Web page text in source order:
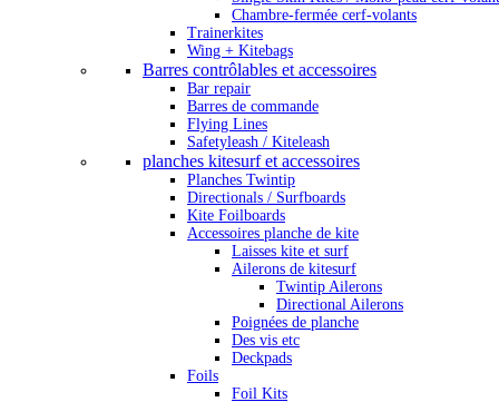
Chambre-fermée cerf-volants
Trainerkites
Wing + Kitebags
Barres contrôlables et accessoires
Bar repair
Barres de commande
Flying Lines
Safetyleash / Kiteleash
planches kitesurf et accessoires
Planches Twintip
Directionals / Surfboards
Kite Foilboards
Accessoires planche de kite
Laisses kite et surf
Ailerons de kitesurf
Twintip Ailerons
Directional Ailerons
Poignées de planche
Des vis etc
Deckpads
Foils
Foil Kits